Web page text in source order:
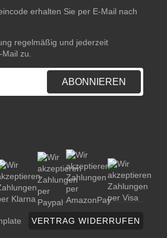
erhalten Sie per E-Mail nach
regelmäßig und jederzeit
zu.
ABONNIEREN
VERTRAG WIDERRUFEN